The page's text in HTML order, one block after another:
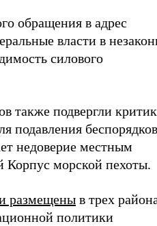
обращения в адрес
власти в
силового
также подвергли
подавления
недоверие местным
Корпус морской пехоты.
размещены в трех
политики